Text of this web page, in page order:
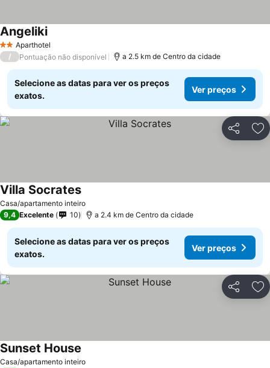
2 EstrelasAparthotel
Angeliki
/ Pontuação não disponível a 2.5 km de Centro da cidade
Selecione as datas para ver os preços
exatos.
Ver preços
Partilhar
Casa/apartamento inteiro
Villa Socrates
9,4 Excelente 10 a 2.4 km de Centro da cidade
Selecione as datas para ver os preços
exatos.
Ver preços
Partilhar
Casa/apartamento inteiro
Sunset House